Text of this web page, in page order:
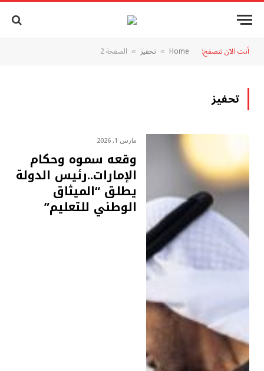
أنت الآن تتصفح: Home
» تحفيز » الصفحة 2
تحفيز
مارس 1, 2026
وقعه سموه وحكام
الإمارات..رئيس الدولة
يطلق “الميثاق
الوطني للتعليم”